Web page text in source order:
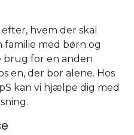
hvem der skal
med børn og
brug for en anden
en, der bor alene. ​Hos
kan vi hjælpe dig med